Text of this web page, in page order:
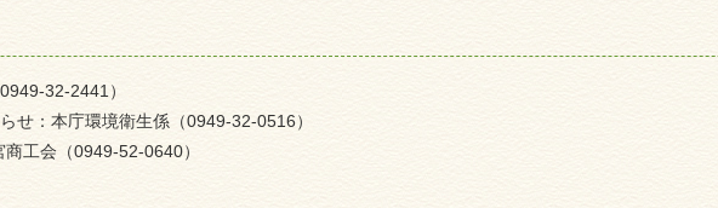
32-2441）
せ：本庁環境衛生係（0949-32-0516）
工会（0949-52-0640）